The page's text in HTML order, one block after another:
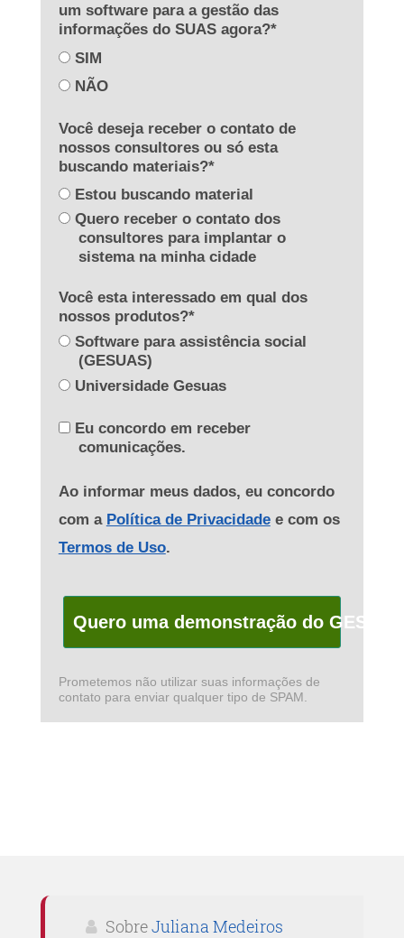
um software para a gestão das
informações do SUAS agora?*
SIM
NÃO
Você deseja receber o contato de
nossos consultores ou só esta
buscando materiais?*
Estou buscando material
Quero receber o contato dos
consultores para implantar o
sistema na minha cidade
Você esta interessado em qual dos
nossos produtos?*
Software para assistência social
(GESUAS)
Universidade Gesuas
Eu concordo em receber
comunicações.
Ao informar meus dados, eu concordo
com a Política de Privacidadee com os
Termos de Uso.
Quero uma demonstração do GESUAS
Prometemos não utilizar suas informações de
contato para enviar qualquer tipo de SPAM.
SobreJuliana Medeiros